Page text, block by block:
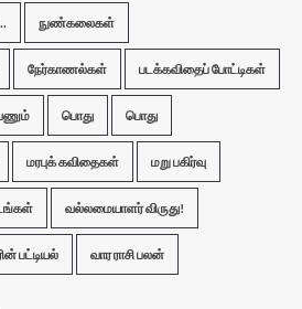
நுண்கலைகள்
நேர்காணல்கள் படக்கவிதைப் போட்டிகள்
பொது பொது
மரபுக் கவிதைகள் மறு பகிர்வு
வல்லமையாளர் விருது!
பட்டியல் வார ராசி பலன்